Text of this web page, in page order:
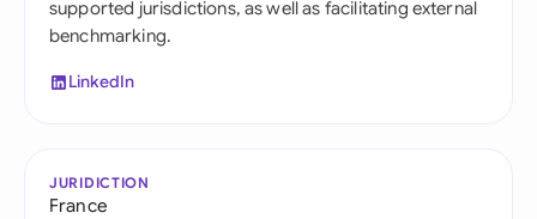
supported jurisdictions, as well as facilitating external
benchmarking.
LinkedIn
JURIDICTION
France